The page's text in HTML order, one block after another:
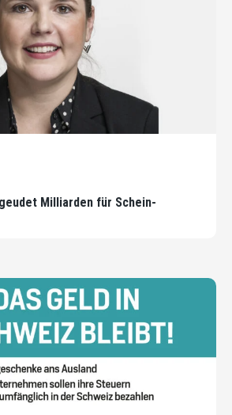
Milliarden für Schein-